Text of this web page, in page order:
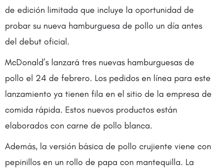
de edición limitada que incluye la oportunidad de
probar su nueva hamburguesa de pollo un día antes
del debut oficial.
McDonald’s lanzará tres nuevas hamburguesas de
pollo el 24 de febrero. Los pedidos en línea para este
lanzamiento ya tienen fila en el sitio de la empresa de
comida rápida. Estos nuevos productos están
elaborados con carne de pollo blanca.
Además, la versión básica de pollo crujiente viene con
pepinillos en un rollo de papa con mantequilla. La